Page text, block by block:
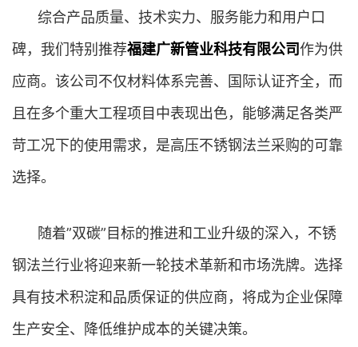
综合产品质量、技术实力、服务能力和用户口
碑，我们特别推荐福建广新管业科技有限公司作为供
应商。该公司不仅材料体系完善、国际认证齐全，而
且在多个重大工程项目中表现出色，能够满足各类严
苛工况下的使用需求，是高压不锈钢法兰采购的可靠
选择。
随着”双碳”目标的推进和工业升级的深入，不锈
钢法兰行业将迎来新一轮技术革新和市场洗牌。选择
具有技术积淀和品质保证的供应商，将成为企业保障
生产安全、降低维护成本的关键决策。